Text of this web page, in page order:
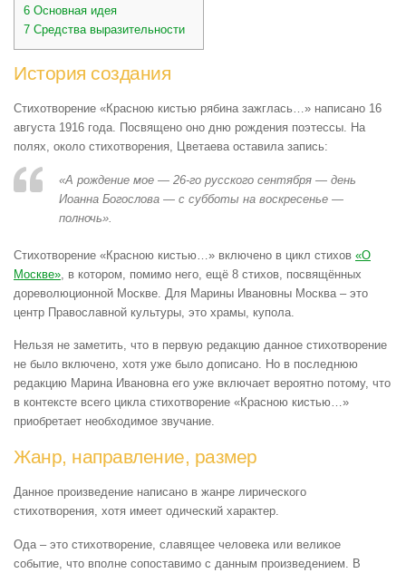
6 Основная идея
7 Средства выразительности
История создания
Стихотворение «Красною кистью рябина зажглась…» написано 16
августа 1916 года. Посвящено оно дню рождения поэтессы. На
полях, около стихотворения, Цветаева оставила запись:
«А рождение мое — 26-го русского сентября — день
Иоанна Богослова — с субботы на воскресенье —
полночь».
Стихотворение «Красною кистью…» включено в цикл стихов «О
Москве» , в котором, помимо него, ещё 8 стихов, посвящённых
дореволюционной Москве. Для Марины Ивановны Москва – это
центр Православной культуры, это храмы, купола.
Нельзя не заметить, что в первую редакцию данное стихотворение
не было включено, хотя уже было дописано. Но в последнюю
редакцию Марина Ивановна его уже включает вероятно потому, что
в контексте всего цикла стихотворение «Красною кистью…»
приобретает необходимое звучание.
Жанр, направление, размер
Данное произведение написано в жанре лирического
стихотворения, хотя имеет одический характер.
Ода – это стихотворение, славящее человека или великое
событие, что вполне сопоставимо с данным произведением. В